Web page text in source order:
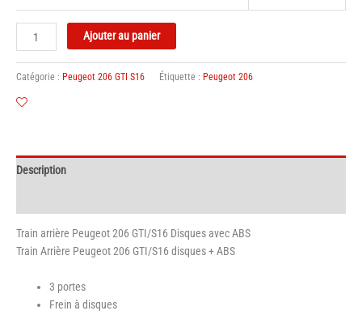
quantité
de
Train
Arrière
Peugeot
s16
DISQUES
Ajouter au panier
Catégorie : Peugeot 206 GTI S16 Étiquette : Peugeot 206
Description
Train arrière Peugeot 206 GTI/S16 Disques avec ABS
Train Arrière Peugeot 206 GTI/S16 disques + ABS
3 portes
Frein à disques